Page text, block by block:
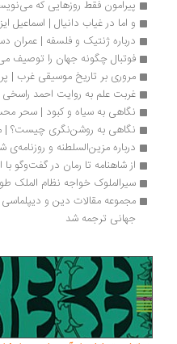
پیرامون فقط روزهایی که می‌نویسم |
و اما در غیاب دانیال | اسماعیل ایزدی
درباره ژنتیک و فلسفه | عمران دسترس
فوتبال چگونه جهان را توصیف می‌کند؟!
مروری بر تاریخ موسیقی غرب | پریا
غربت علم به روایت احمد راسخی
نگاهی به سیاه و کبود | سحر محسنی
نگاهی به روشن‌نگری چیست؟ | مجید
درباره مزین‌السلطنه و روزنامه‌ی
از شاهنامه تا رمان در گفت‌وگو با اعظم
سیرالملوک خواجه نظام الملک طوسی
جهانی ترجمه شد